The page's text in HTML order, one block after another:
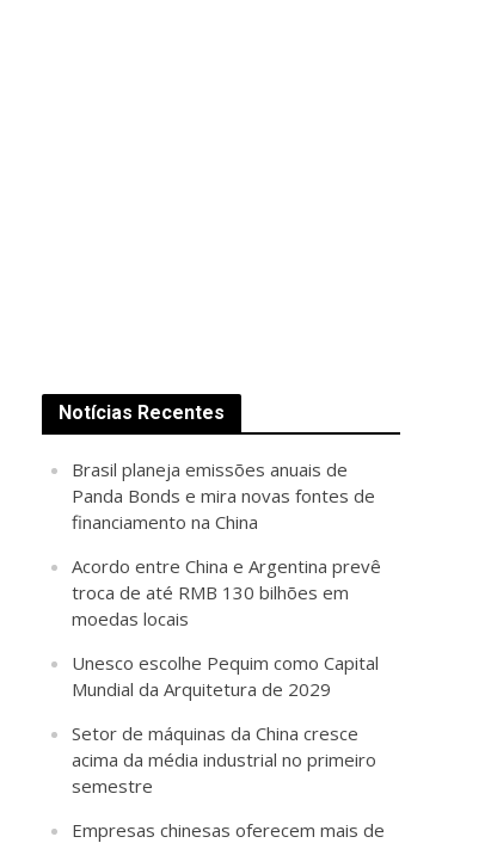
Notícias Recentes
Brasil planeja emissões anuais de
Panda Bonds e mira novas fontes de
financiamento na China
Acordo entre China e Argentina prevê
troca de até RMB 130 bilhões em
moedas locais
Unesco escolhe Pequim como Capital
Mundial da Arquitetura de 2029
Setor de máquinas da China cresce
acima da média industrial no primeiro
semestre
Empresas chinesas oferecem mais de